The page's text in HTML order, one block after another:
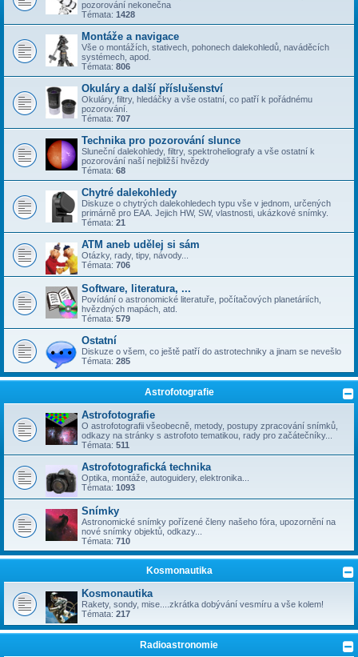
pozorování nekonečna
Témata: 1428
Montáže a navigace
Vše o montážích, stativech, pohonech dalekohledů, naváděcích
systémech, apod.
Témata: 806
Okuláry a další příslušenství
Okuláry, filtry, hledáčky a vše ostatní, co patří k pořádnému
pozorování.
Témata: 707
Technika pro pozorování slunce
Sluneční dalekohledy, filtry, spektroheliografy a vše ostatní k
pozorování naší nejbližší hvězdy
Témata: 68
Chytré dalekohledy
Diskuze o chytrých dalekohledech typu vše v jednom, určených
primárně pro EAA. Jejich HW, SW, vlastnosti, ukázkové snímky.
Témata: 21
ATM aneb udělej si sám
Otázky, rady, tipy, návody...
Témata: 706
Software, literatura, ...
Povídání o astronomické literatuře, počítačových planetáriích,
hvězdných mapách, atd.
Témata: 579
Ostatní
Diskuze o všem, co ještě patří do astrotechniky a jinam se nevešlo
Témata: 285
Astrofotografie
Astrofotografie
O astrofotografii všeobecně, metody, postupy zpracování snímků,
odkazy na stránky s astrofoto tematikou, rady pro začátečníky...
Témata: 511
Astrofotografická technika
Optika, montáže, autoguidery, elektronika...
Témata: 1093
Snímky
Astronomické snímky pořízené členy našeho fóra, upozornění na
nové snímky objektů, odkazy...
Témata: 710
Kosmonautika
Kosmonautika
Rakety, sondy, mise....zkrátka dobývání vesmíru a vše kolem!
Témata: 217
Radioastronomie